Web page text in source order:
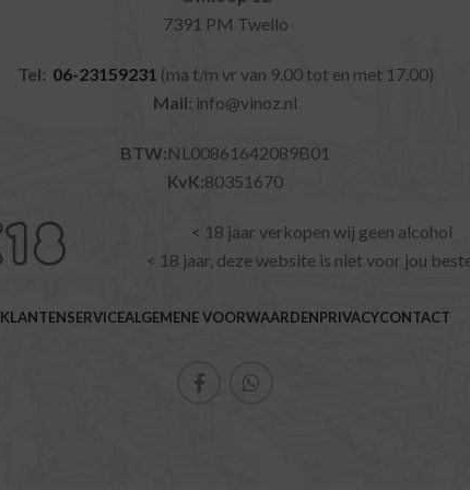
7391 PM Twello
Tel: 06-23159231 (ma t/m vr van 9.00 tot en met 17.00)
Mail: info@vinoz.nl
BTW:NL00861642089B01
KvK:80351670
< 18 jaar verkopen wij geen alcohol
< 18 jaar, deze website is niet voor jou
KLANTENSERVICEALGEMENE VOORWAARDENPRIVACYCONTACT